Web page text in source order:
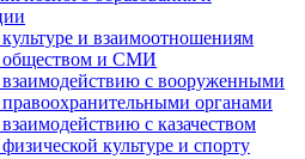
и взаимоотношениям
обществом и СМИ
с вооруженными
органами
с казачеством
культуре и спорту